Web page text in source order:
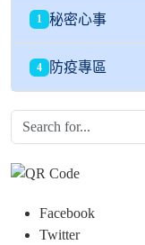
1 秘密心事
4 防疫專區
Facebook
Twitter